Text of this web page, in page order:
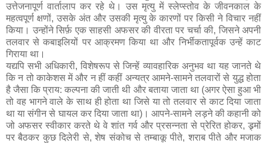
उत्तेजनापूर्ण वार्तालाप कर रहे थे। उस मृत्यु में स्लेप्स्तोव के जीवनकाल के
महत्वपूर्ण क्षणों, उसके अंत और उसकी मृत्यु के कारणों पर किसी ने विचार नहीं
किया। उन्होंने सिर्फ़ एक साहसी अफसर की वीरता पर चर्चा की, जिसने अपनी
तलवार से कबाइलियों पर आक्रमण किया था और निर्भीकतापूर्वक उन्हें काट
गिराया था।
यद्यपि सभी अधिकारी, विशेषरूप से जिन्हें व्यावहारिक अनुभव था यह जानते थे
कि न तो काकेशस में और न हीं कहीं अन्यत्र आमने-सामने तलवारों से युद्ध होता
है जैसा कि प्राय: कल्पना की जाती थी और बताया जाता था (अगर ऐसा हुआ भी
तो वह भागने वाले के साथ ही होता था जिसे या तो तलवार से काट दिया जाता
था या संगीन से घायल कर दिया जाता था)। आपने-सामने लड़ने की कहानी को
जो अफसर स्वीकार करते थे वे शांत गर्व और प्रसन्नता से प्रेरित होकर, ड्र्मों
पर बैठकर कुछ दिलेरी से, शेष संकोच से तम्बाकू पीते, शराब पीते और मजाक